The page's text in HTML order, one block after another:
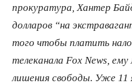
прокуратура, Хантер
долларов “на
того чтобы платить
телеканала Fox News,
лишения свободы. Уже 11